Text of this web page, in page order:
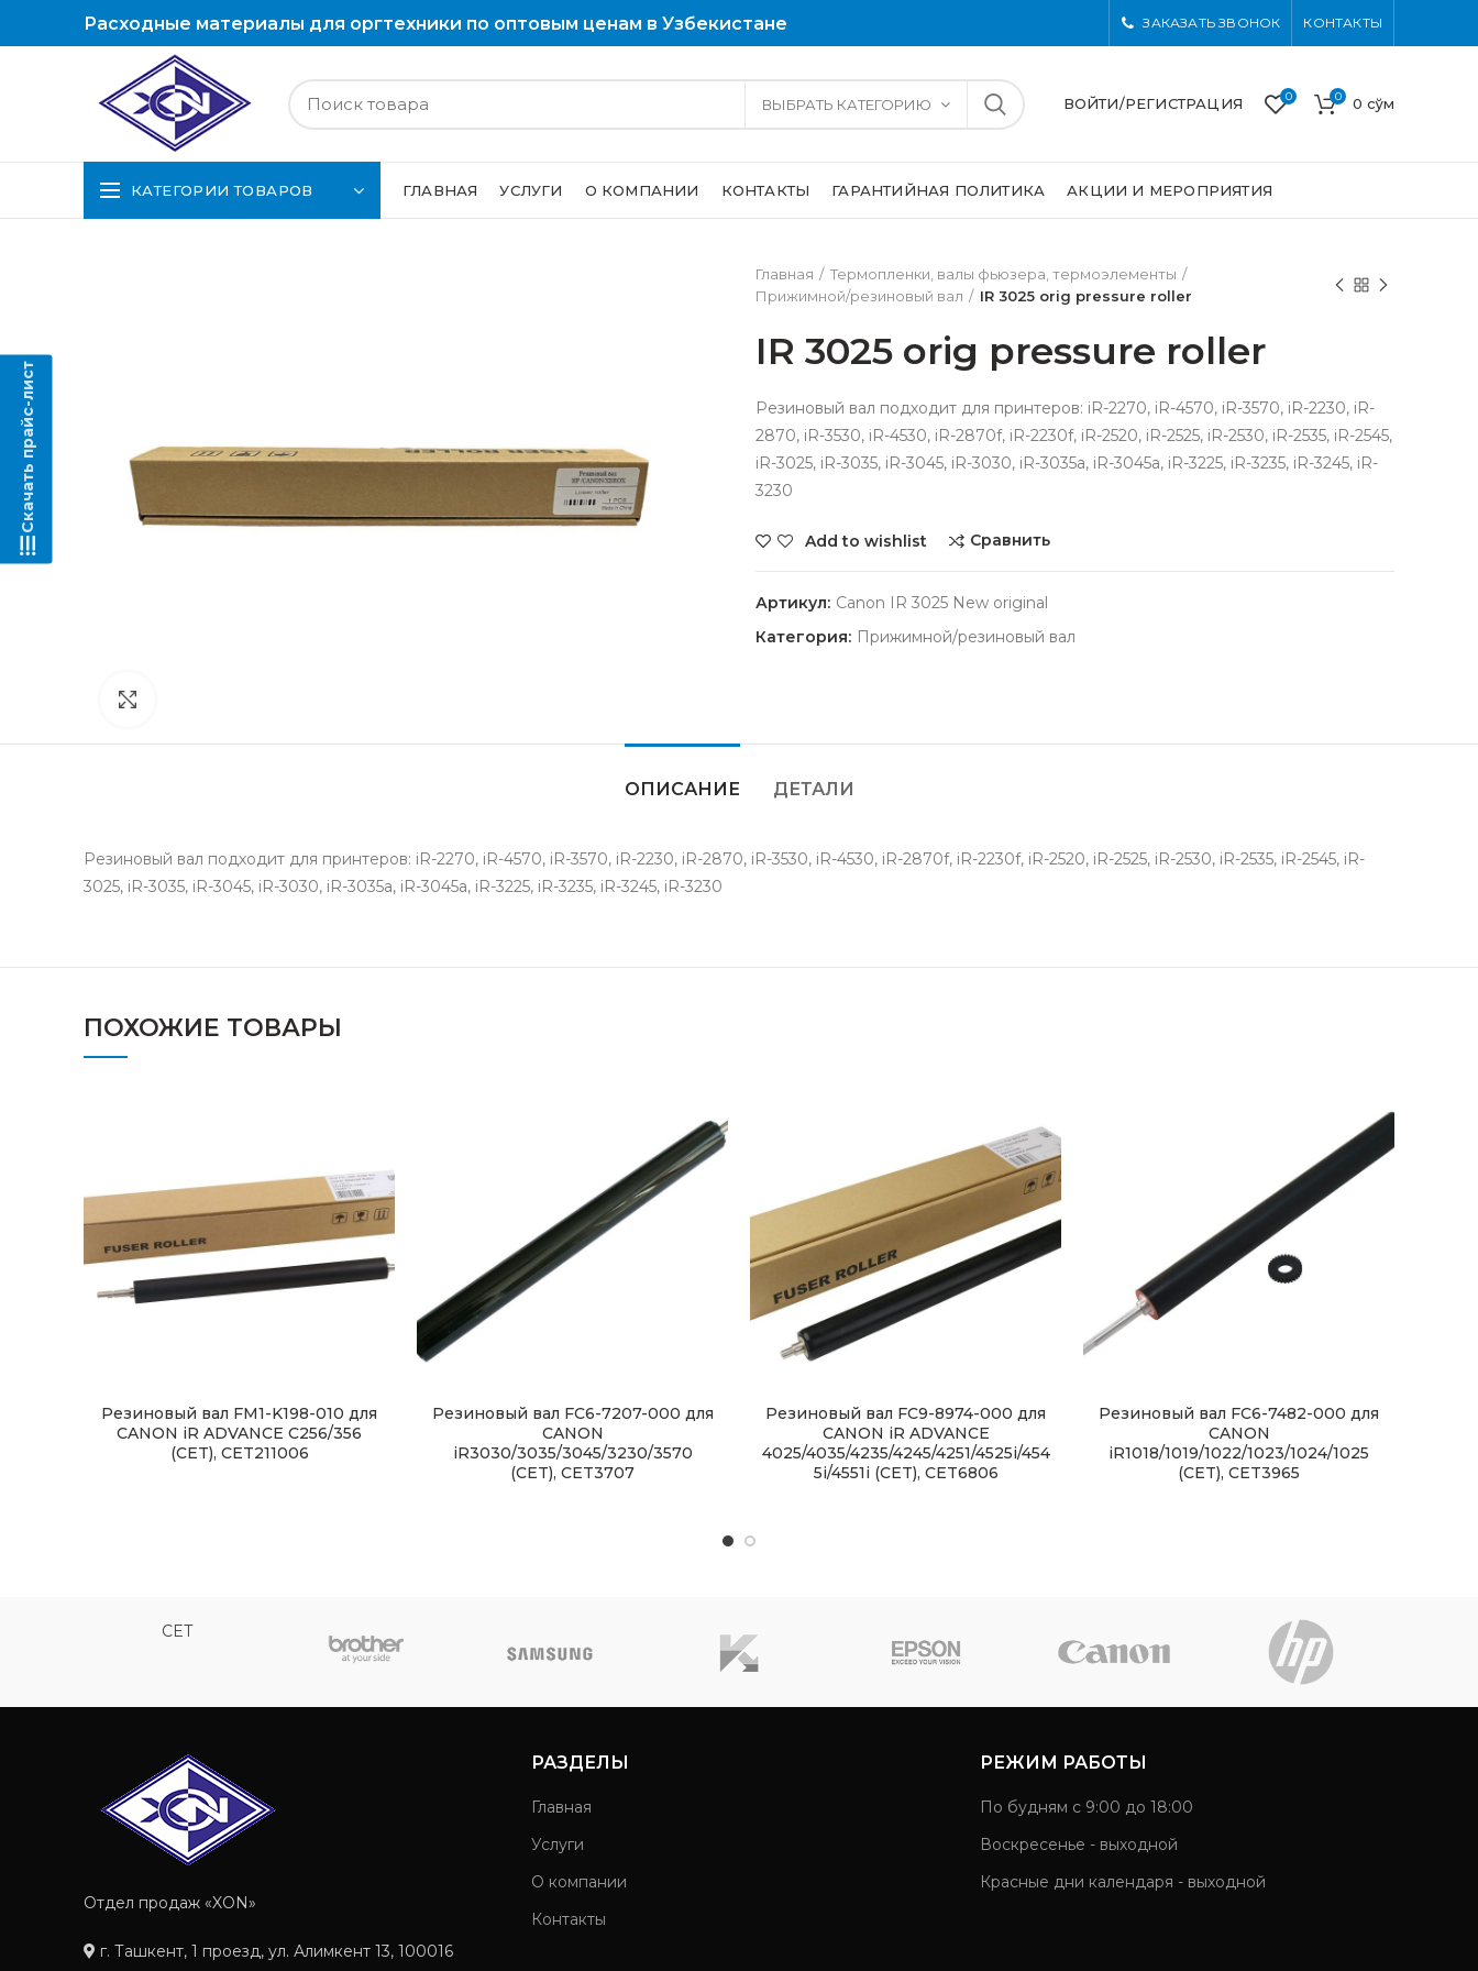
Расходные материалы для оргтехники по оптовым ценам в Узбекистане ЗАКАЗАТЬ ЗВОНОК КОНТАКТЫ
ВЫБРАТЬ КАТЕГОРИЮ ВОЙТИ/РЕГИСТРАЦИЯ 0 0 0 сўм
КАТЕГОРИИ ТОВАРОВ ГЛАВНАЯ УСЛУГИ О КОМПАНИИ КОНТАКТЫ ГАРАНТИЙНАЯ ПОЛИТИКА АКЦИИ И МЕРОПРИЯТИЯ
Главная
Термопленки, валы фьюзера, термоэлементы
Прижимной/резиновый вал
IR 3025 orig pressure roller
IR 3025 orig pressure roller
Резиновый вал подходит для принтеров: iR-2270, iR-4570, iR-3570, iR-2230, iR-
2870, iR-3530, iR-4530, iR-2870f, iR-2230f, iR-2520, iR-2525, iR-2530, iR-2535, iR-2545,
iR-3025, iR-3035, iR-3045, iR-3030, iR-3035a, iR-3045a, iR-3225, iR-3235, iR-3245, iR-
3230
Add to wishlist Сравнить
Артикул: Canon IR 3025 New original
Категория: Прижимной/резиновый вал
ОПИСАНИЕ ДЕТАЛИ
Резиновый вал подходит для принтеров: iR-2270, iR-4570, iR-3570, iR-2230, iR-2870, iR-3530, iR-4530, iR-2870f, iR-2230f, iR-2520, iR-2525, iR-2530, iR-2535, iR-2545, iR-
3025, iR-3035, iR-3045, iR-3030, iR-3035a, iR-3045a, iR-3225, iR-3235, iR-3245, iR-3230
ПОХОЖИЕ ТОВАРЫ
Резиновый вал FM1-K198-010 для
CANON iR ADVANCE C256/356
(CET), CET211006
Резиновый вал FC6-7207-000 для
CANON
iR3030/3035/3045/3230/3570
(CET), CET3707
Резиновый вал FC9-8974-000 для
CANON iR ADVANCE
4025/4035/4235/4245/4251/4525i/454
5i/4551i (CET), CET6806
Резиновый вал FC6-7482-000 для
CANON
iR1018/1019/1022/1023/1024/1025
(CET), CET3965
CET
Отдел продаж «XON»
г. Ташкент, 1 проезд, ул. Алимкент 13, 100016
РАЗДЕЛЫ
Главная
Услуги
О компании
Контакты
РЕЖИМ РАБОТЫ
По будням с 9:00 до 18:00
Воскресенье - выходной
Красные дни календаря - выходной
Скачать прайс-лист